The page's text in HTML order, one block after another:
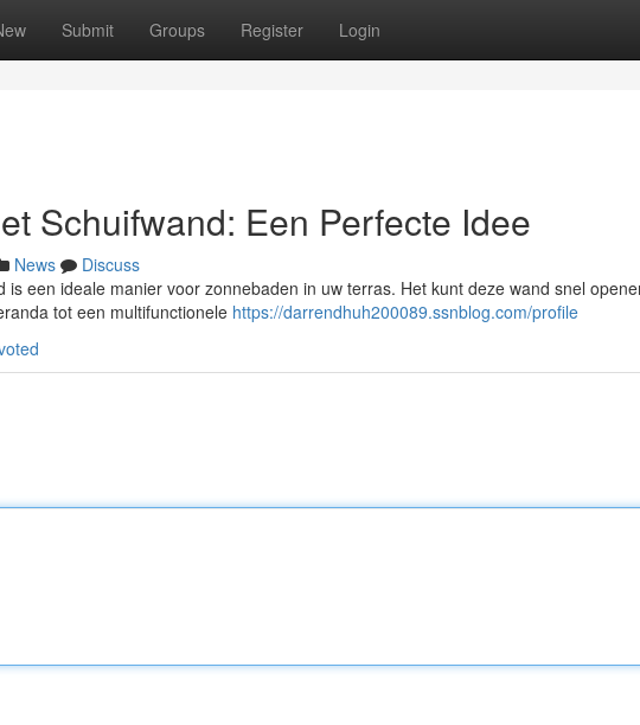
Submit Groups Register Login
Schuifwand: Een Perfecte Idee
News
Discuss
is een ideale manier voor zonnebaden in uw terras. Het kunt deze wand snel
tot een multifunctionele https://darrendhuh200089.ssnblog.com/profile